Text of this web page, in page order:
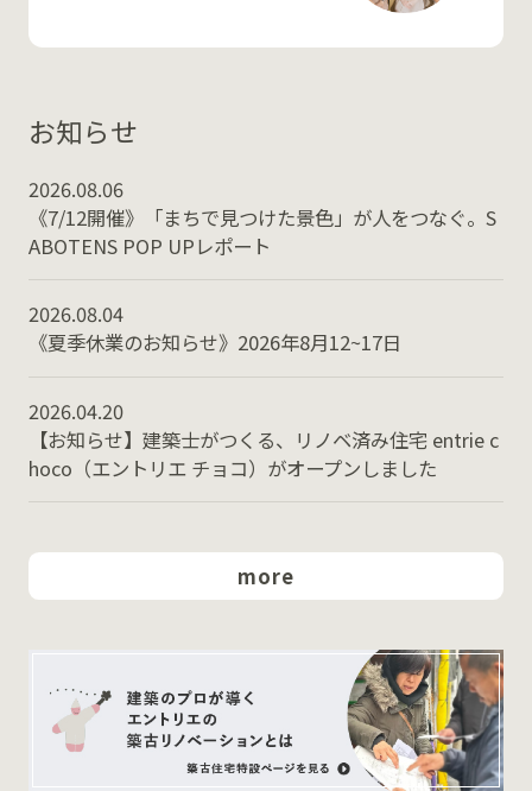
お知らせ
2026.08.06
《7/12開催》「まちで見つけた景色」が人をつなぐ。S
ABOTENS POP UPレポート
2026.08.04
《夏季休業のお知らせ》2026年8月12~17日
2026.04.20
【お知らせ】建築士がつくる、リノベ済み住宅 entrie c
hoco（エントリエ チョコ）がオープンしました
more